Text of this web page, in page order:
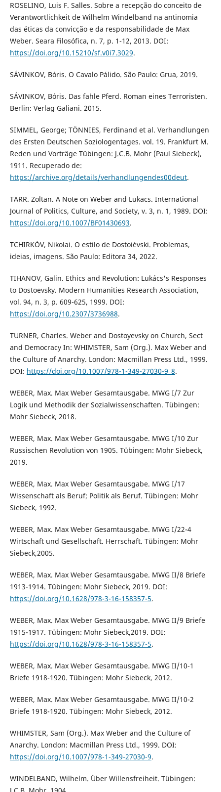
ROSELINO, Luis F. Salles. Sobre a recepção do conceito de
Verantwortlichkeit de Wilhelm Windelband na antinomia
das éticas da convicção e da responsabilidade de Max
Weber. Seara Filosófica, n. 7, p. 1-12, 2013. DOI:
https://doi.org/10.15210/sf.v0i7.3029.
SÁVINKOV, Bóris. O Cavalo Pálido. São Paulo: Grua, 2019.
SÁVINKOV, Bóris. Das fahle Pferd. Roman eines Terroristen.
Berlin: Verlag Galiani. 2015.
SIMMEL, George; TÖNNIES, Ferdinand et al. Verhandlungen
des Ersten Deutschen Soziologentages. vol. 19. Frankfurt M.
Reden und Vorträge Tübingen: J.C.B. Mohr (Paul Siebeck),
1911. Recuperado de:
https://archive.org/details/verhandlungendes00deut.
TARR. Zoltan. A Note on Weber and Lukacs. International
Journal of Politics, Culture, and Society, v. 3, n. 1, 1989. DOI:
https://doi.org/10.1007/BF01430693.
TCHIRKÓV, Nikolai. O estilo de Dostoiévski. Problemas,
ideias, imagens. São Paulo: Editora 34, 2022.
TIHANOV, Galin. Ethics and Revolution: Lukács's Responses
to Dostoevsky. Modern Humanities Research Association,
vol. 94, n. 3, p. 609-625, 1999. DOI:
https://doi.org/10.2307/3736988.
TURNER, Charles. Weber and Dostoyevsky on Church, Sect
and Democracy In: WHIMSTER, Sam (Org.). Max Weber and
the Culture of Anarchy. London: Macmillan Press Ltd., 1999.
DOI: https://doi.org/10.1007/978-1-349-27030-9_8.
WEBER, Max. Max Weber Gesamtausgabe. MWG I/7 Zur
Logik und Methodik der Sozialwissenschaften. Tübingen:
Mohr Siebeck, 2018.
WEBER, Max. Max Weber Gesamtausgabe. MWG I/10 Zur
Russischen Revolution von 1905. Tübingen: Mohr Siebeck,
2019.
WEBER, Max. Max Weber Gesamtausgabe. MWG I/17
Wissenschaft als Beruf; Politik als Beruf. Tübingen: Mohr
Siebeck, 1992.
WEBER, Max. Max Weber Gesamtausgabe. MWG I/22-4
Wirtschaft und Gesellschaft. Herrschaft. Tübingen: Mohr
Siebeck,2005.
WEBER, Max. Max Weber Gesamtausgabe. MWG II/8 Briefe
1913-1914. Tübingen: Mohr Siebeck, 2019. DOI:
https://doi.org/10.1628/978-3-16-158357-5.
WEBER, Max. Max Weber Gesamtausgabe. MWG II/9 Briefe
1915-1917. Tübingen: Mohr Siebeck,2019. DOI:
https://doi.org/10.1628/978-3-16-158357-5.
WEBER, Max. Max Weber Gesamtausgabe. MWG II/10-1
Briefe 1918-1920. Tübingen: Mohr Siebeck, 2012.
WEBER, Max. Max Weber Gesamtausgabe. MWG II/10-2
Briefe 1918-1920. Tübingen: Mohr Siebeck, 2012.
WHIMSTER, Sam (Org.). Max Weber and the Culture of
Anarchy. London: Macmillan Press Ltd., 1999. DOI:
https://doi.org/10.1007/978-1-349-27030-9.
WINDELBAND, Wilhelm. Über Willensfreiheit. Tübingen: